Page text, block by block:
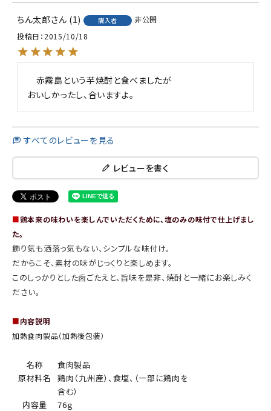
ちん太郎 1 購入者
非公開
投稿日 2015/10/18
赤霧島という芋焼酎と食べましたが
おいしかったし、合いますよ。
すべてのレビューを見る
レビューを書く
■鶏本来の味わいを楽しんでいただくために、塩のみの味付で仕上げまし
た。
飾り気も洒落っ気もない、シンプルな味付け。
だからこそ、素材の味がじっくりと楽しめます。
このしっかりとした歯ごたえと、旨味を是非、焼酎と一緒にお楽しみく
ださい。
■内容説明
加熱食肉製品（加熱後包装）
名称
食肉製品
原材料名
鶏肉（九州産）、食塩、（一部に鶏肉を
含む）
内容量
76ｇ